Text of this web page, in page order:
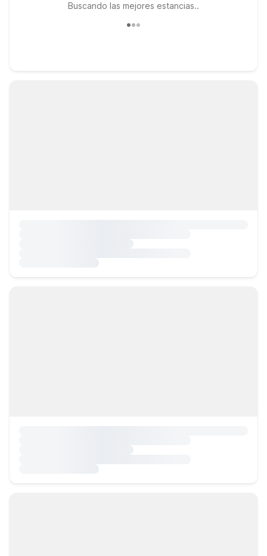
Buscando las mejores estancias..